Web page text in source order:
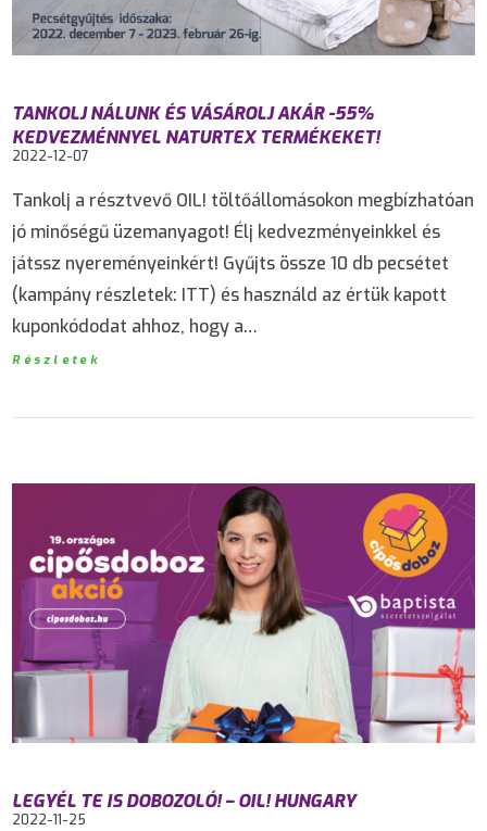
TANKOLJ NÁLUNK ÉS VÁSÁROLJ AKÁR -55%
KEDVEZMÉNNYEL NATURTEX TERMÉKEKET!
2022-12-07
Tankolj a résztvevő OIL! töltőállomásokon megbízhatóan
jó minőségű üzemanyagot! Élj kedvezményeinkkel és
játssz nyereményeinkért! Gyűjts össze 10 db pecsétet
(kampány részletek: ITT) és használd az értük kapott
kuponkódodat ahhoz, hogy a…
Részletek
LEGYÉL TE IS DOBOZOLÓ! – OIL! HUNGARY
2022-11-25